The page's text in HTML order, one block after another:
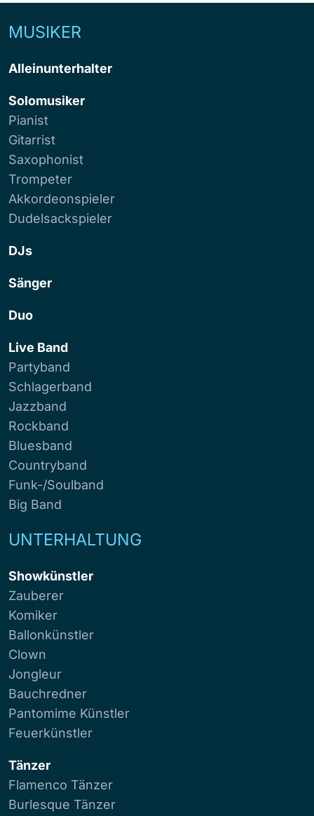
MUSIKER
Alleinunterhalter
Solomusiker
Pianist
Gitarrist
Saxophonist
Trompeter
Akkordeonspieler
Dudelsackspieler
DJs
Sänger
Duo
Live Band
Partyband
Schlagerband
Jazzband
Rockband
Bluesband
Countryband
Funk-/Soulband
Big Band
UNTERHALTUNG
Showkünstler
Zauberer
Komiker
Ballonkünstler
Clown
Jongleur
Bauchredner
Pantomime Künstler
Feuerkünstler
Tänzer
Flamenco Tänzer
Burlesque Tänzer